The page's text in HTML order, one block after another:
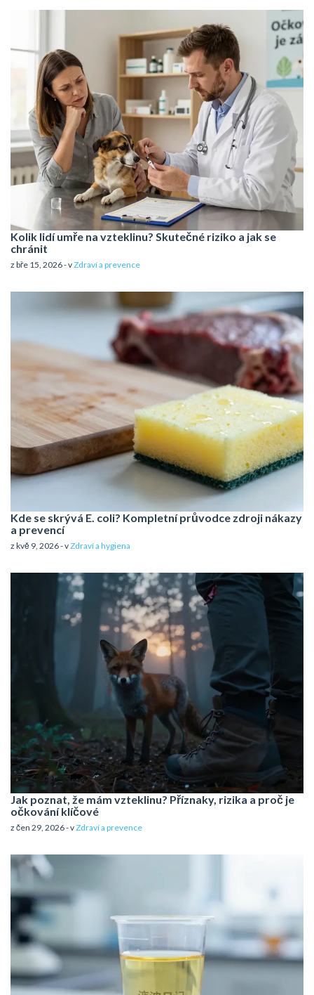
Kolik lidí umře na vzteklinu? Skutečné riziko a jak se
chránit
z bře 15, 2026 - vZdraví a prevence
Kde se skrývá E. coli? Kompletní průvodce zdroji nákazy
a prevencí
z kvě 9, 2026 - vZdraví a hygiena
Jak poznat, že mám vzteklinu? Příznaky, rizika a proč je
očkování klíčové
z čen 29, 2026 - vZdraví a prevence